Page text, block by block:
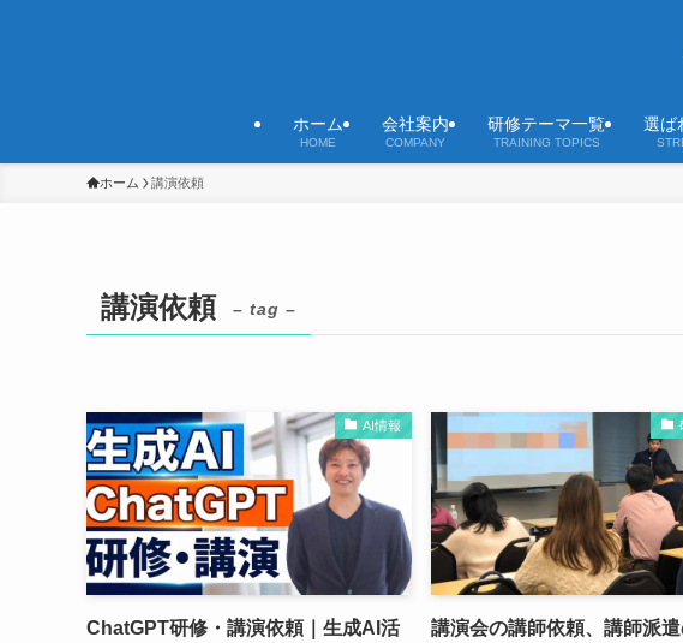
ホーム
HOME
会社案内
COMPANY
研修テーマ一覧
TRAINING TOPICS
選ば
ホーム 講演依頼
講演依頼 – tag –
AI情報
ChatGPT研修・講演依頼｜生成AI活
講演会の講師依頼、講師派